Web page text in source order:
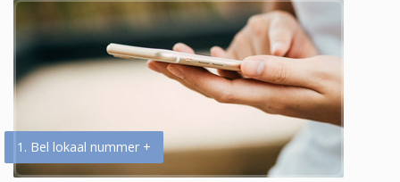
1. Bel lokaal nummer +